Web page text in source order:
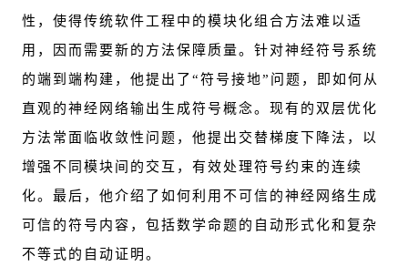
性，使得传统软件工程中的模块化组合方法难以适
用，因而需要新的方法保障质量。针对神经符号系统
的端到端构建，他提出了“符号接地”问题，即如何从
直观的神经网络输出生成符号概念。现有的双层优化
方法常面临收敛性问题，他提出交替梯度下降法，以
增强不同模块间的交互，有效处理符号约束的连续
化。最后，他介绍了如何利用不可信的神经网络生成
可信的符号内容，包括数学命题的自动形式化和复杂
不等式的自动证明。